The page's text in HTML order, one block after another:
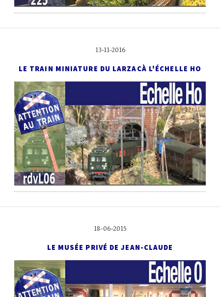
13-11-2016
LE TRAIN MINIATURE DU LARZACÀ L'ÉCHELLE HO
18-06-2015
LE MUSÉE PRIVÉ DE JEAN-CLAUDE